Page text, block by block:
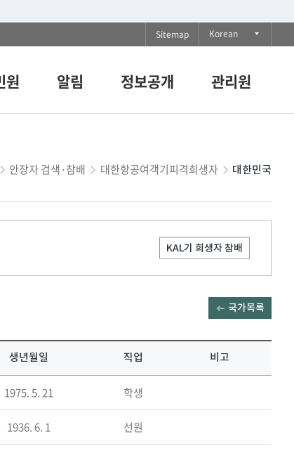
Sitemap Korean다
어
치
원 알림 정보공개 관리원
안장자 검색·참배 대한항공여객기피격희생자 대한민국
KAL기 희생자 참배
국가목록
생년월일 직업 비고
1975. 5. 21 학생
1936. 6. 1 선원